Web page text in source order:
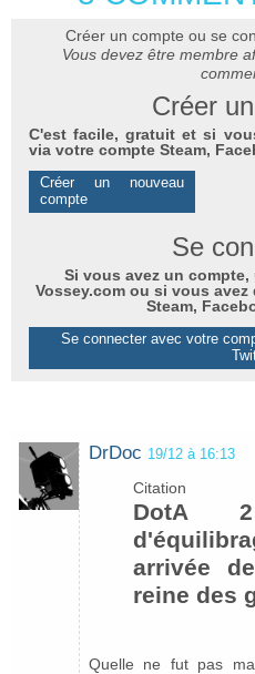
Créer un compte ou se
Vous devez être membre
Créer
C'est facile, gratuit et si
via votre compte Steam,
Créer un nouveau
compte
Se
Si vous avez un
Vossey.com ou si vous
Steam,
Se connecter avec votre
DrDoc 19/12 à 16:13
Citation
DotA
arrivée
reine des
Quelle ne fut pas